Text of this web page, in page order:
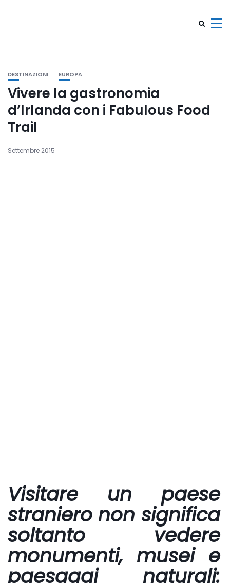
DESTINAZIONI EUROPA
Vivere la gastronomia
d’Irlanda con i Fabulous Food
Trail
Settembre 2015
Visitare un paese
straniero non significa
soltanto vedere
monumenti, musei e
paesaggi naturali: